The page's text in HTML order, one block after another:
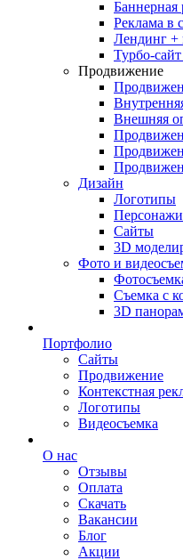
Баннерная
Реклама в
Лендинг +
Турбо-
Продвижение
Внешняя
Дизайн
Логотипы
Персонажи
Сайты
3D
Фото и
Съемка с
3D
Портфолио
Сайты
Продвижение
Контекстная
Логотипы
Видеосъемка
О нас
Отзывы
Оплата
Скачать
Вакансии
Блог
Акции